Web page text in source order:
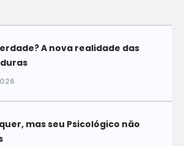
A nova realidade das
mas seu Psicológico não